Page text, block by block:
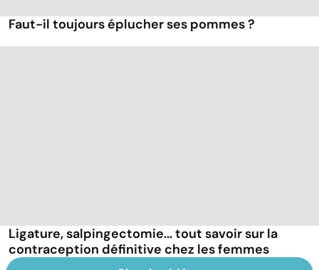
Faut-il toujours éplucher ses pommes ?
Ligature, salpingectomie... tout savoir sur la
contraception définitive chez les femmes